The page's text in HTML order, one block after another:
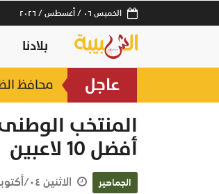
الخميس ٠٦ / أغسطس / ٢٠٢٦
بلادنا
عاجل
منذ ساعتين محافظ الظاهرة يُكرّم 3 جهات
المنتخب
أفضل 10 لاعبين
الجماهير الاثنين ٠٤/أكتوبر/٢٠٢١ ١٣:٠٩ م